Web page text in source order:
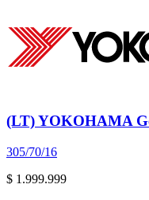
(LT) YOKOHAMA
305/70/16
$ 1.999.999